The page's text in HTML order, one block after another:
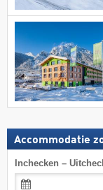
Accommodatie
Inchecken –